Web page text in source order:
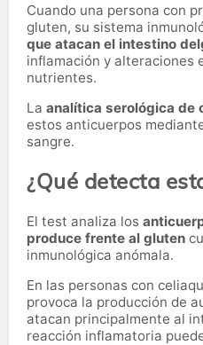
Cuando una persona con
gluten, su sistema
que atacan el intestino
inflamación y alteraciones
nutrientes.
La analítica serológica de
estos anticuerpos
sangre.
¿Qué detecta
El test analiza los
produce frente al gluten
inmunológica anómala.
En las personas con
provoca la producción de
atacan principalmente al
reacción inflamatoria